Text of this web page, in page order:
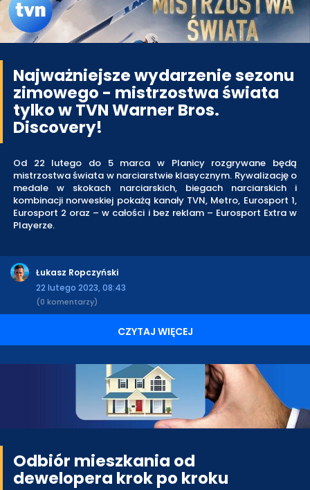
Najważniejsze wydarzenie sezonu
zimowego - mistrzostwa świata
tylko w TVN Warner Bros.
Discovery!
Od 22 lutego do 5 marca w Planicy rozgrywane będą
mistrzostwa świata w narciarstwie klasycznym. Rywalizację o
medale w skokach narciarskich, biegach narciarskich i
kombinacji norweskiej pokażą kanały TVN, Metro, Eurosport 1,
Eurosport 2 oraz – w całości i bez reklam – Eurosport Extra w
Playerze.
Łukasz Ropczyński
22 lutego 2023, 08:43
(0 komentarzy)
CZYTAJ WIĘCEJ
Odbiór mieszkania od
dewelopera krok po kroku